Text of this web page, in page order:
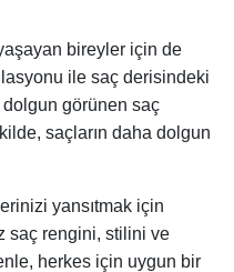
bireyler için de
ile saç derisindeki
görünen saç
saçların daha dolgun
yansıtmak için
saç rengini, stilini ve
herkes için uygun bir